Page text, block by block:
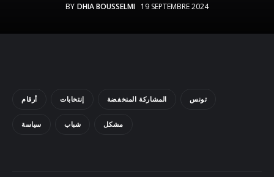
BY DHIA BOUSSELMI 19 SEPTEMBRE 2024
أرقام إنتخابات المشاركة المنخفضة تونس
سياسة شباب مشكل